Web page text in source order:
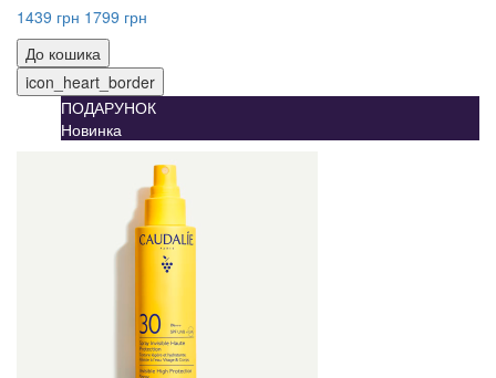
1439 грн 1799 грн
До кошика
icon_heart_border
ПОДАРУНОК
Новинка